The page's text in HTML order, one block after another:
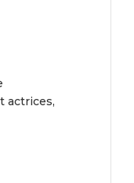
actrices,